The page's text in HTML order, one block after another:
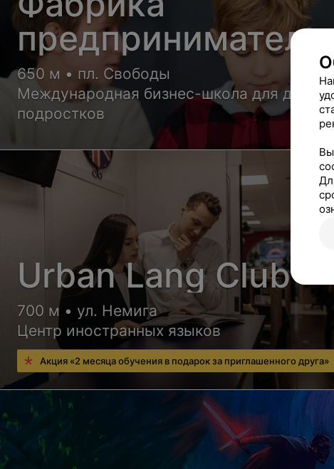
650 м • пл. Свободы
Международная бизнес-школа для детей
подростков
Urban Lang Club
700 м • ул. Немига
Центр иностранных языков
Акция «2 месяца обучения в подарок за приглашенного друга»